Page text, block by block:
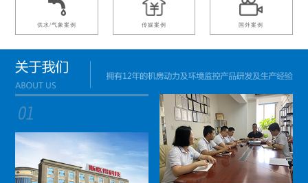
供水/气象案例 传媒案例 国外案例